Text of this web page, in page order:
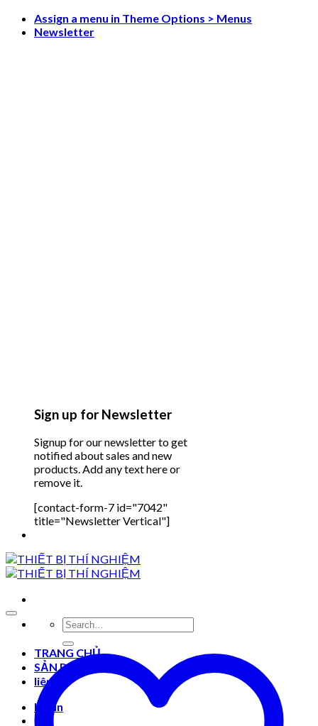
Skip
Assign a menu in Theme Options > Menus
Newsletter
Sign up for Newsletter
Signup for our newsletter to get
notified about sales and new
products. Add any text here or
remove it.
[contact-form-7 id="7042"
title="Newsletter Vertical"]
Search
for:
TRANG CHỦ
SẢN PHẨM
liên hệ
Login